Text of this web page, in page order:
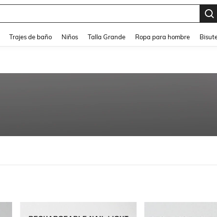
Trajes de baño Niños Talla Grande Ropa para hombre